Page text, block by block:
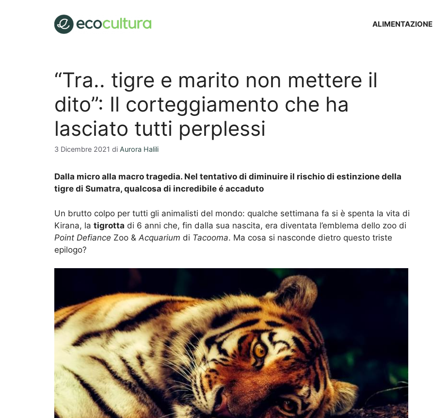
ALIMENTAZIONE
“Tra.. tigre e marito non mettere il
dito”: Il corteggiamento che ha
lasciato tutti perplessi
3 Dicembre 2021 di Aurora Halili
Dalla micro alla macro tragedia. Nel tentativo di diminuire il rischio di estinzione della
tigre di Sumatra, qualcosa di incredibile é accaduto
Un brutto colpo per tutti gli animalisti del mondo: qualche settimana fa si è spenta la vita di
Kirana, la tigrotta di 6 anni che, fin dalla sua nascita, era diventata l’emblema dello zoo di
Point Defiance Zoo & Acquarium di Tacooma. Ma cosa si nasconde dietro questo triste
epilogo?